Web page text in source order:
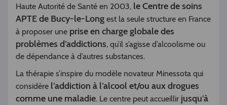
Haute Autorité de Santé en 2003, le Centre de soins
APTE de Bucy-le-Long est la seule structure en France
à proposer une prise en charge globale des
problèmes d’addictions, qu’il s’agisse d’alcoolisme ou
de dépendance à d’autres substances.
La thérapie s’inspire du modèle novateur Minessota qui
considère l’addiction à l’alcool et/ou aux drogues
comme une maladie. Le centre peut accueillir jusqu’à